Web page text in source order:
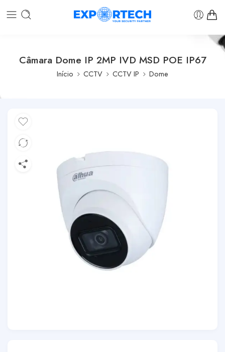
Câmara Dome IP 2MP IVD MSD POE IP67
Início CCTV CCTV IP Dome